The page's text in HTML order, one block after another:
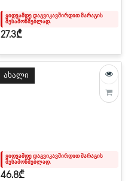
ყიდვამდე დაგვიკავშირდით მარაგის
შესამოწმებლად.
27.3₾
ახალი
ყიდვამდე დაგვიკავშირდით მარაგის
შესამოწმებლად.
46.8₾